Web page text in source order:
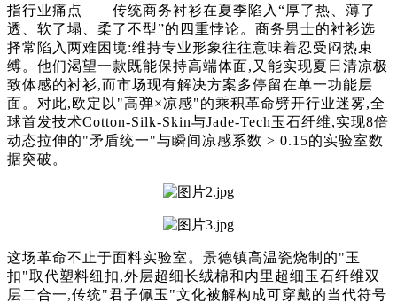
指行业痛点——传统商务衬衫在夏季陷入“厚了热、薄了
透、软了塌、柔了不型”的四重悖论。商务男士的衬衫选
择常陷入两难困境:维持专业形象往往意味着忍受闷热束
缚。他们渴望一款既能保持高端体面,又能实现夏日清凉极
致体感的衬衫,而市场现有解决方案多停留在单一功能层
面。对此,欧定以"高弹×凉感"的乘积革命劈开行业迷雾,全
球首发技术Cotton-Silk-Skin与Jade-Tech玉石纤维,实现8倍
动态拉伸的"矛盾统一"与瞬间凉感系数 > 0.15的实验室数
据突破。
这场革命不止于面料实验室。景德镇高温瓷烧制的"玉
扣"取代塑料纽扣,外层超细长绒棉和内里超细玉石纤维双
层二合一,传统"君子佩玉"文化被解构成可穿戴的当代符号